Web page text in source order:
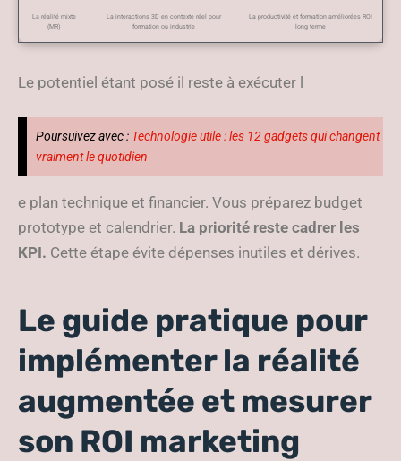
La réalité mixte
(MR)
La interactions 3D en contexte réel pour
formation ou industrie
La productivité et formation améliorées ROI
long terme
Le potentiel étant posé il reste à exécuter l
Poursuivez avec : Technologie utile : les 12 gadgets qui changent
vraiment le quotidien
e plan technique et financier. Vous préparez budget
prototype et calendrier. La priorité reste cadrer les
KPI. Cette étape évite dépenses inutiles et dérives.
Le guide pratique pour
implémenter la réalité
augmentée et mesurer
son ROI marketing